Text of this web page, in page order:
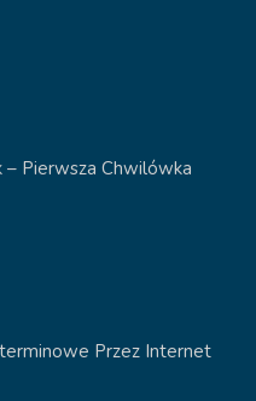
– Pierwsza Chwilówka
Przez Internet